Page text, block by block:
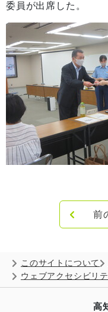
委員が出席した。
前
このサイトについて
ウェブアクセシビリテ
高